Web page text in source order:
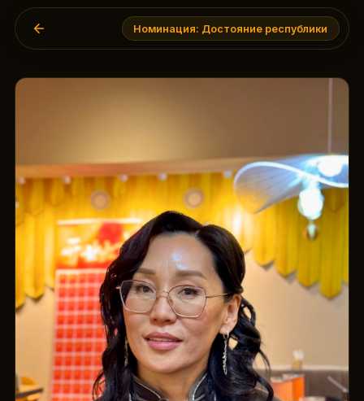
Номинация: Достояние республики